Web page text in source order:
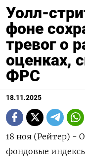
Уолл-
фоне
тревог о
оценках,
ФРС
18.11.2025
18 ноя (Рейтер) -
фондовые